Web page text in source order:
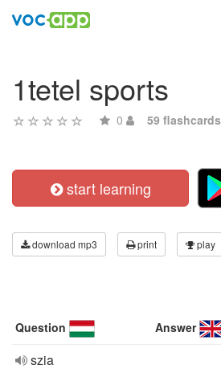
1tetel sports
0 59 flashcards
start learning
download mp3 print play
Question Answer
szia